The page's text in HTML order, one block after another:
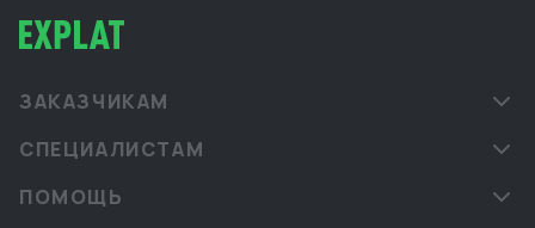
ЗАКАЗЧИКАМ
СПЕЦИАЛИСТАМ
ПОМОЩЬ